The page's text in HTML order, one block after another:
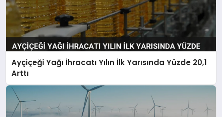
Ayçiçeği Yağı İhracatı Yılın İlk Yarısında Yüzde 20,1
Arttı